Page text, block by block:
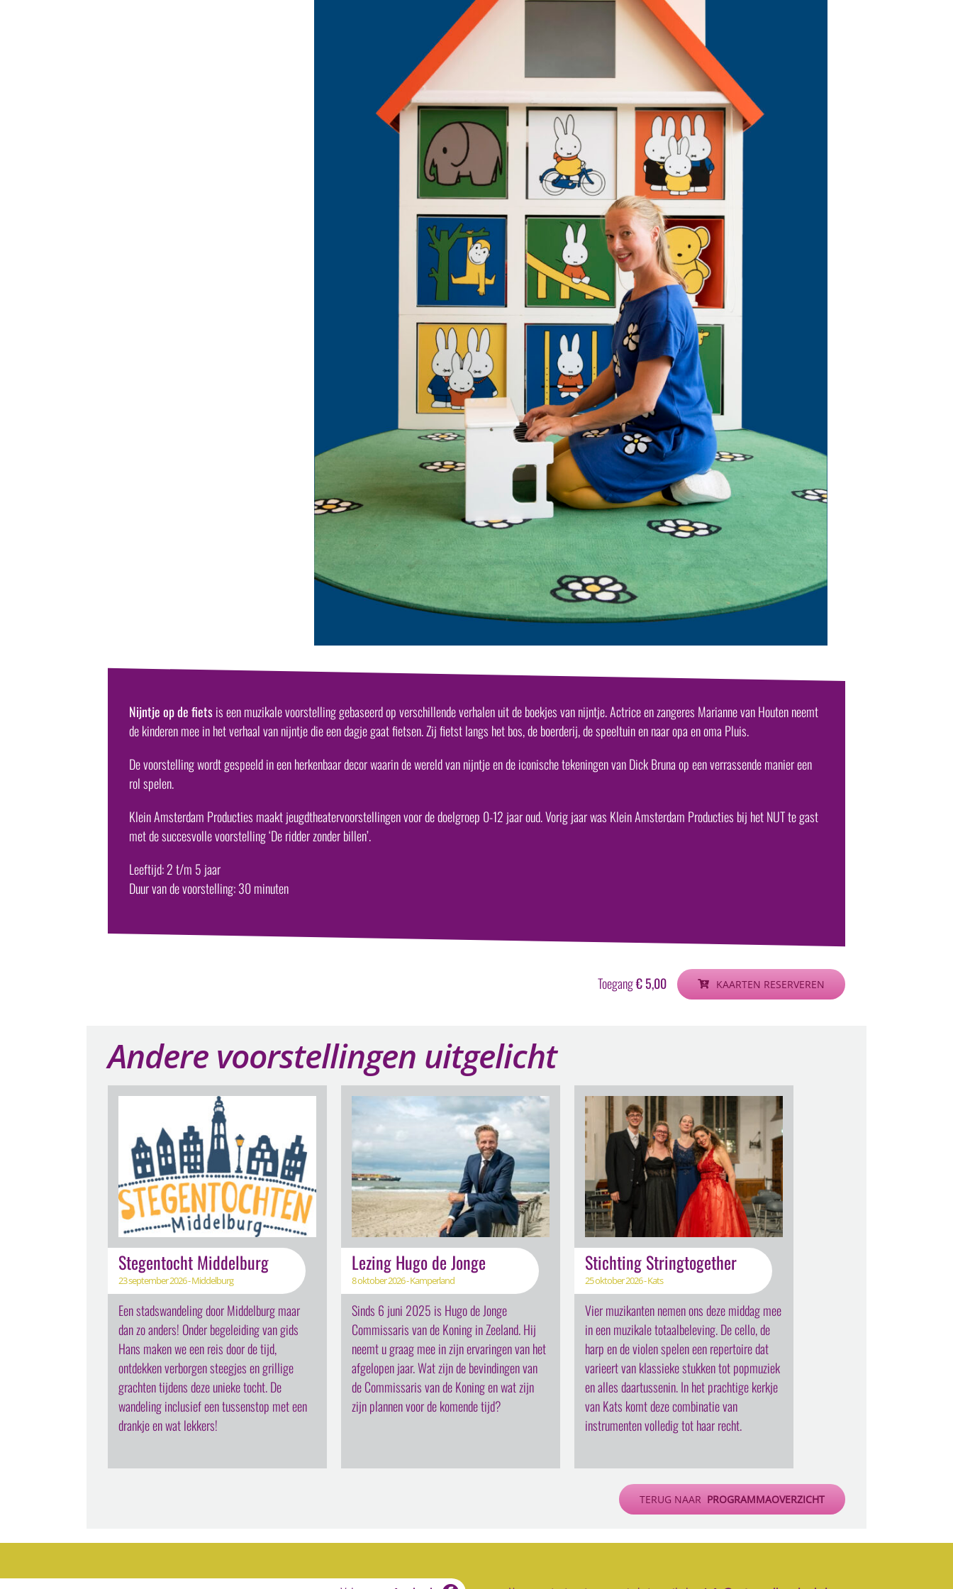
Nijntje op de fietsis een muzikale voorstelling gebaseerd op verschillende verhalen uit de boekjes van nijntje. Actrice en zangeres Marianne van Houten neemt
de kinderen mee in het verhaal van nijntje die een dagje gaat fietsen. Zij fietst langs het bos, de boerderij, de speeltuin en naar opa en oma Pluis.
De voorstelling wordt gespeeld in een herkenbaar decor waarin de wereld van nijntje en de iconische tekeningen van Dick Bruna op een verrassende manier een
rol spelen.
Klein Amsterdam Producties maakt jeugdtheatervoorstellingen voor de doelgroep 0-12 jaar oud. Vorig jaar was Klein Amsterdam Producties bij het NUT te gast
met de succesvolle voorstelling ‘De ridder zonder billen’.
Leeftijd: 2 t/m 5 jaar
Duur van de voorstelling: 30 minuten
KAARTEN RESERVEREN
Toegang€ 5,00
Andere voorstellingen uitgelicht
Stegentocht Middelburg
23 september 2026 - Middelburg
Een stadswandeling door Middelburg maar
dan zo anders! Onder begeleiding van gids
Hans maken we een reis door de tijd,
ontdekken verborgen steegjes en grillige
grachten tijdens deze unieke tocht. De
wandeling inclusief een tussenstop met een
drankje en wat lekkers!
Lezing Hugo de Jonge
8 oktober 2026 - Kamperland
Sinds 6 juni 2025 is Hugo de Jonge
Commissaris van de Koning in Zeeland. Hij
neemt u graag mee in zijn ervaringen van het
afgelopen jaar. Wat zijn de bevindingen van
de Commissaris van de Koning en wat zijn
zijn plannen voor de komende tijd?
Stichting Stringtogether
25 oktober 2026 - Kats
Vier muzikanten nemen ons deze middag mee
in een muzikale totaalbeleving. De cello, de
harp en de violen spelen een repertoire dat
varieert van klassieke stukken tot popmuziek
en alles daartussenin. In het prachtige kerkje
van Kats komt deze combinatie van
instrumenten volledig tot haar recht.
TERUG NAAR PROGRAMMAOVERZICHT